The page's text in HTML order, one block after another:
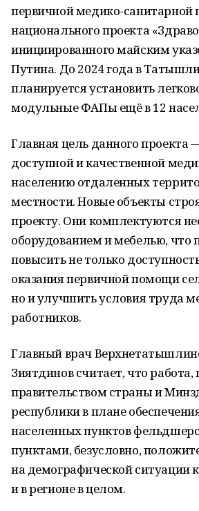
первичной медико-
национального проекта
инициированного майским
Путина. До 2024 года в
планируется установить
модульные ФАПы ещё в 12
Главная цель данного проекта
доступной и качественной
населению отдаленных
местности. Новые объекты
проекту. Они комплектуются
оборудованием и мебелью, что
повысить не только
оказания первичной помощи
но и улучшить условия труда
работников.
Главный врач
Зиятдинов считает, что
правительством страны и
республики в плане
населенных пунктов
пунктами, безусловно,
на демографической ситуации
и в регионе в целом.